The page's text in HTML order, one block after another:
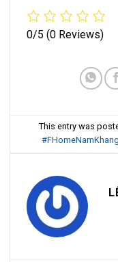
0/5 (0 Reviews)
This entry was
#FHomeNamKhang